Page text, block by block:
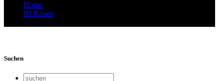
Home
80 Rosen
Suchen